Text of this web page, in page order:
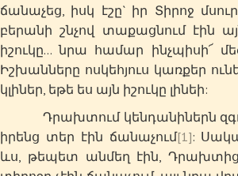
ճանաչեց, իսկ էշը` իր Տիրոջ
բերանի շնչով տաքացնում էին
իշուկը… նրա համար ինչպիսի՜
Իշխանները ոսկեհյուս կառքեր
կլիներ, եթե ես այն իշուկը լինեի:
Դրախտում կենդանիներն
իրենց տեր էին ճանաչում[1]:
ևս, թեպետ անմեղ էին,